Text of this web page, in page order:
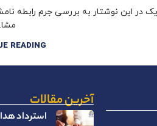
در این نوشتار به بررسی جرم رابطه
READING
آخرین مقالات
استرداد